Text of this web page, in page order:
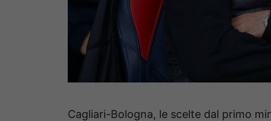
Cagliari-Bologna, le scelte dal primo